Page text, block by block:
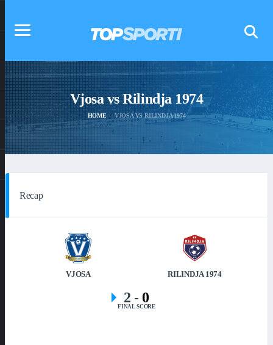
Vjosa vs Rilindja 1974
HOME VJOSA VS RILINDJA 1974
Recap
VJOSA RILINDJA 1974
2- 0
FINAL SCORE